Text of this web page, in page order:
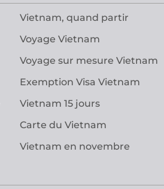
Vietnam, quand partir
Voyage Vietnam
Voyage sur mesure Vietnam
Exemption Visa Vietnam
Vietnam 15 jours
Carte du Vietnam
Vietnam en novembre